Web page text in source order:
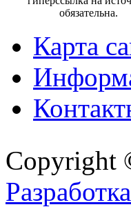
обязательна.
Карта
Copyright